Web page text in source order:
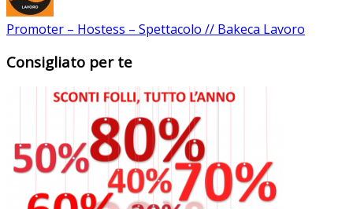
Promoter – Hostess – Spettacolo // Bakeca Lavoro
Consigliato per te